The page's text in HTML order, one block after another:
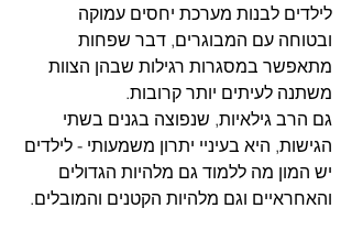
לילדים לבנות מערכת יחסים עמוקה
ובטוחה עם המבוגרים, דבר שפחות
מתאפשר במסגרות רגילות שבהן הצוות
משתנה לעיתים יותר קרובות.
גם הרב גילאיות, שנפוצה בגנים בשתי
הגישות, היא בעיניי יתרון משמעותי - לילדים
יש המון מה ללמוד גם מלהיות הגדולים
והאחראיים וגם מלהיות הקטנים והמובלים.